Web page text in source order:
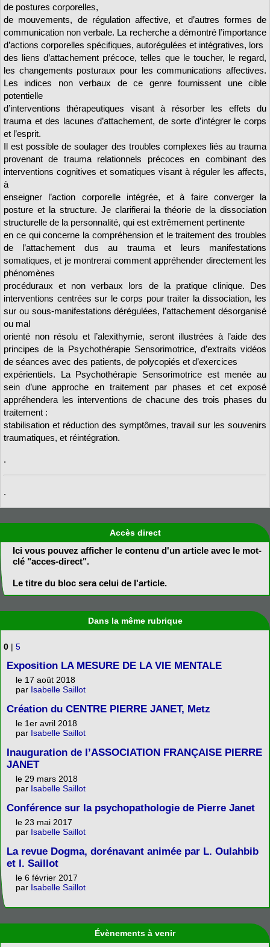
de postures corporelles,
de mouvements, de régulation affective, et d’autres formes de
communication non verbale. La recherche a démontré l’importance
d’actions corporelles spécifiques, autorégulées et intégratives, lors
des liens d’attachement précoce, telles que le toucher, le regard,
les changements posturaux pour les communications affectives.
Les indices non verbaux de ce genre fournissent une cible
potentielle
d’interventions thérapeutiques visant à résorber les effets du
trauma et des lacunes d’attachement, de sorte d’intégrer le corps
et l’esprit.
Il est possible de soulager des troubles complexes liés au trauma
provenant de trauma relationnels précoces en combinant des
interventions cognitives et somatiques visant à réguler les affects,
à
enseigner l’action corporelle intégrée, et à faire converger la
posture et la structure. Je clarifierai la théorie de la dissociation
structurelle de la personnalité, qui est extrêmement pertinente
en ce qui concerne la compréhension et le traitement des troubles
de l’attachement dus au trauma et leurs manifestations
somatiques, et je montrerai comment appréhender directement les
phénomènes
procéduraux et non verbaux lors de la pratique clinique. Des
interventions centrées sur le corps pour traiter la dissociation, les
sur ou sous-manifestations dérégulées, l’attachement désorganisé
ou mal
orienté non résolu et l’alexithymie, seront illustrées à l’aide des
principes de la Psychothérapie Sensorimotrice, d’extraits vidéos
de séances avec des patients, de polycopiés et d’exercices
expérientiels. La Psychothérapie Sensorimotrice est menée au
sein d’une approche en traitement par phases et cet exposé
appréhendera les interventions de chacune des trois phases du
traitement :
stabilisation et réduction des symptômes, travail sur les souvenirs
traumatiques, et réintégration.
.
.
Accès direct
Ici vous pouvez afficher le contenu d'un article avec le mot-
clé "acces-direct".
Le titre du bloc sera celui de l'article.
Dans la même rubrique
0 | 5
Exposition LA MESURE DE LA VIE MENTALE
le 17 août 2018
par Isabelle Saillot
Création du CENTRE PIERRE JANET, Metz
le 1er avril 2018
par Isabelle Saillot
Inauguration de l’ASSOCIATION FRANÇAISE PIERRE
JANET
le 29 mars 2018
par Isabelle Saillot
Conférence sur la psychopathologie de Pierre Janet
le 23 mai 2017
par Isabelle Saillot
La revue Dogma, dorénavant animée par L. Oulahbib
et I. Saillot
le 6 février 2017
par Isabelle Saillot
Évènements à venir